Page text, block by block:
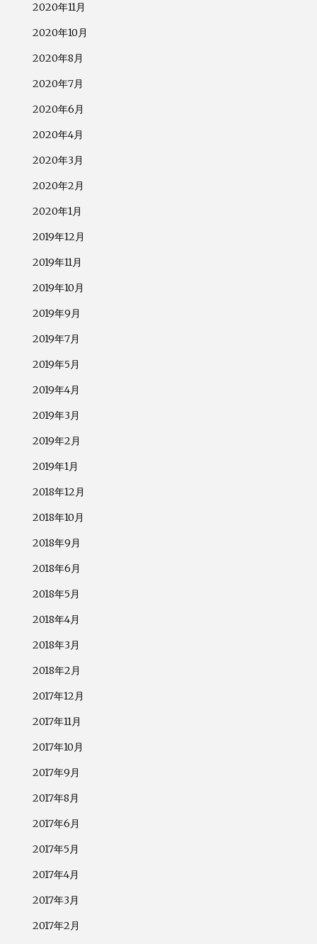
2020年11月
2020年10月
2020年8月
2020年7月
2020年6月
2020年4月
2020年3月
2020年2月
2020年1月
2019年12月
2019年11月
2019年10月
2019年9月
2019年7月
2019年5月
2019年4月
2019年3月
2019年2月
2019年1月
2018年12月
2018年10月
2018年9月
2018年6月
2018年5月
2018年4月
2018年3月
2018年2月
2017年12月
2017年11月
2017年10月
2017年9月
2017年8月
2017年6月
2017年5月
2017年4月
2017年3月
2017年2月